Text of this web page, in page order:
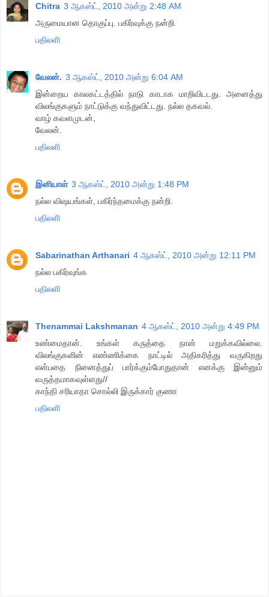
Chitra 3 ஆகஸ்ட், 2010 அன்று 2:48 AM
அருமையான தொகுப்பு. பகிர்வுக்கு நன்றி.
பதிலளி
வேலன். 3 ஆகஸ்ட், 2010 அன்று 6:04 AM
இன்றைய காலகட்டத்தில் நாடு காடாக மாறிவிடடது. அனைத்து
விலங்குகளும் நாட்டுக்கு வந்துவிட்டது. நல்ல தகவல்.
வாழ் கவளமுடன்,
வேலன்.
பதிலளி
இனியாள் 3 ஆகஸ்ட், 2010 அன்று 1:48 PM
நல்ல விஷயங்கள், பகிர்ந்தமைக்கு நன்றி.
பதிலளி
Sabarinathan Arthanari 4 ஆகஸ்ட், 2010 அன்று 12:11 PM
நல்ல பகிர்வுங்க
பதிலளி
Thenammai Lakshmanan 4 ஆகஸ்ட், 2010 அன்று 4:49 PM
உண்மைதான். உங்கள் கருத்தை நான் மறுக்கவில்லை.
விலங்குகளின் எண்ணிக்கை நாட்டில் அதிகரித்து வருகிறது
என்பதை நினைத்துப் பார்க்கும்போதுதான் எனக்கு இன்னும்
வருத்தமாகவுள்ளது//
காந்தி சரியாதா சொல்லி இருக்கார் குணா
பதிலளி